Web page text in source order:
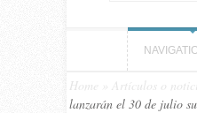
Home Artículos o
lanzarán el 30 de julio